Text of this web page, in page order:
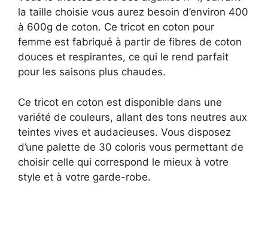
la taille choisie vous aurez besoin d’environ 400
à 600g de coton. Ce tricot en coton pour
femme est fabriqué à partir de fibres de coton
douces et respirantes, ce qui le rend parfait
pour les saisons plus chaudes.
Ce tricot en coton est disponible dans une
variété de couleurs, allant des tons neutres aux
teintes vives et audacieuses. Vous disposez
d’une palette de 30 coloris vous permettant de
choisir celle qui correspond le mieux à votre
style et à votre garde-robe.